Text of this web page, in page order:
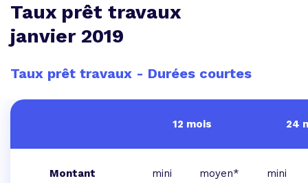
Taux prêt travaux
janvier 2019
Taux prêt travaux - Durées courtes
12 mois 24
Montant mini moyen* mini